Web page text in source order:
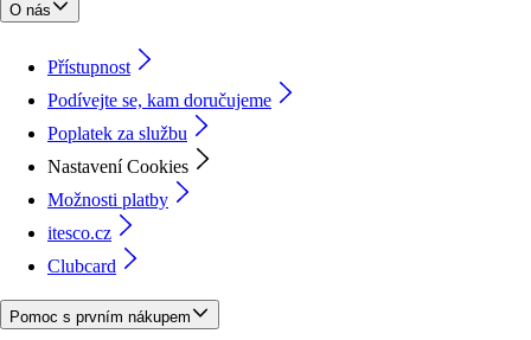
O nás
Přístupnost
Podívejte se, kam doručujeme
Poplatek za službu
Nastavení Cookies
Možnosti platby
itesco.cz
Clubcard
Pomoc s prvním nákupem